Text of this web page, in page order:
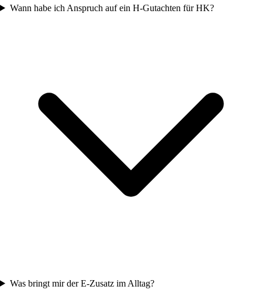
Wann habe ich Anspruch auf ein H-Gutachten für HK?
Was bringt mir der E-Zusatz im Alltag?